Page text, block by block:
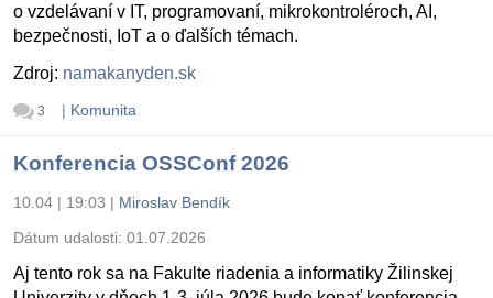
o vzdelávaní v IT, programovaní, mikrokontroléroch, AI,
bezpečnosti, IoT a o ďalších témach.
Zdroj: namakanyden.sk
3 | Komunita
Konferencia OSSConf 2026
10.04 | 19:03 | Miroslav Bendík
Dátum udalosti: 01.07.2026
Aj tento rok sa na Fakulte riadenia a informatiky Žilinskej